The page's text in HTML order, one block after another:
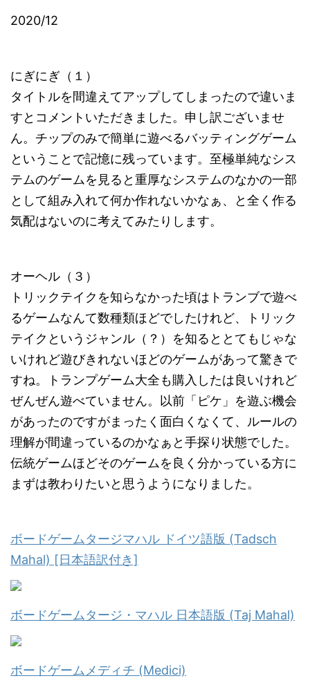
2020/12
にぎにぎ（１）
タイトルを間違えてアップしてしまったので違いま
すとコメントいただきました。申し訳ございませ
ん。チップのみで簡単に遊べるバッティングゲーム
ということで記憶に残っています。至極単純なシス
テムのゲームを見ると重厚なシステムのなかの一部
として組み入れて何か作れないかなぁ、と全く作る
気配はないのに考えてみたりします。
オーヘル（３）
トリックテイクを知らなかった頃はトランブで遊べ
るゲームなんて数種類ほどでしたけれど、トリック
テイクというジャンル（？）を知るととてもじゃな
いけれど遊びきれないほどのゲームがあって驚きで
すね。トランプゲーム大全も購入したは良いけれど
ぜんぜん遊べていません。以前「ピケ」を遊ぶ機会
があったのですがまったく面白くなくて、ルールの
理解が間違っているのかなぁと手探り状態でした。
伝統ゲームほどそのゲームを良く分かっている方に
まずは教わりたいと思うようになりました。
ボードゲームタージマハル ドイツ語版 (Tadsch
Mahal) [日本語訳付き]
ボードゲームタージ・マハル 日本語版 (Taj Mahal)
ボードゲームメディチ (Medici)